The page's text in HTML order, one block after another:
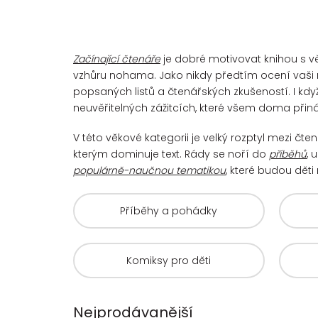
Začínající čtenářeje dobré motivovat knihou s
vzhůru nohama. Jako nikdy předtím ocení
popsaných listů a čtenářských zkušeností. I
neuvěřitelných zážitcích, které všem doma
V této věkové kategorii je velký rozptyl mezi
kterým dominuje text. Rády se noří do příběhů,
populárně-naučnou tematikou, které budou
Příběhy a pohádky
Komiksy pro děti
Nejprodávanější